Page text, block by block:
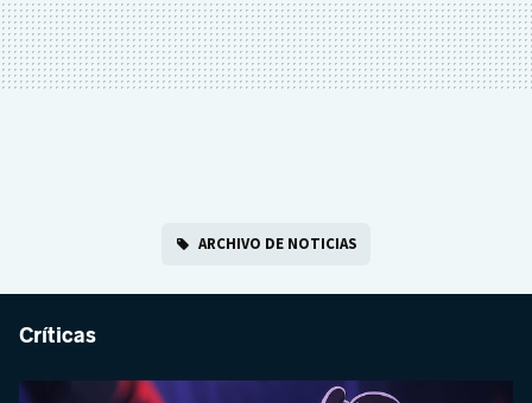
ARCHIVO DE NOTICIAS
Críticas